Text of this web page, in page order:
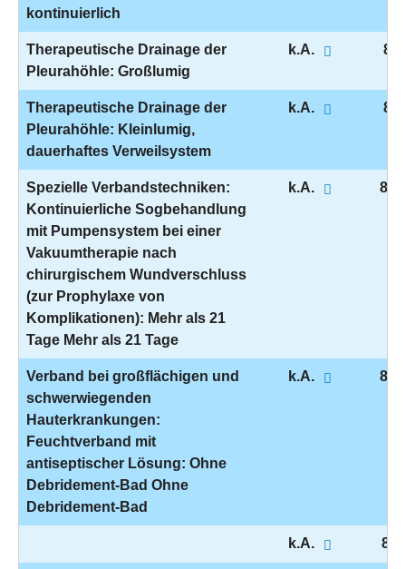
kontinuierlich
Therapeutische Drainage der
Pleurahöhle: Großlumig
k.A. 8-
Therapeutische Drainage der
Pleurahöhle: Kleinlumig,
dauerhaftes Verweilsystem
k.A. 8-
Spezielle Verbandstechniken:
Kontinuierliche Sogbehandlung
mit Pumpensystem bei einer
Vakuumtherapie nach
chirurgischem Wundverschluss
(zur Prophylaxe von
Komplikationen): Mehr als 21
Tage Mehr als 21 Tage
k.A. 8-
Verband bei großflächigen und
schwerwiegenden
Hauterkrankungen:
Feuchtverband mit
antiseptischer Lösung: Ohne
Debridement-Bad Ohne
Debridement-Bad
k.A. 8-
k.A. 8-